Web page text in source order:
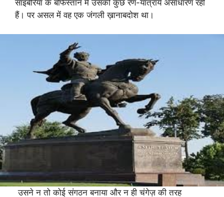
साइबेरिया के बर्फिस्तान में उसकी कुछ रण-यात्रायें असाधारण रही
हैं। पर असल में वह एक जंगली ख़ानाबदोश था।
उसने न तो कोई संगठन बनाया और न ही चंगेज़ की तरह